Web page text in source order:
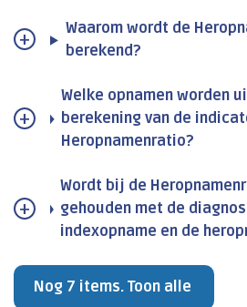
Waarom wordt de
berekend?
Welke opnamen worden
berekening van de
Heropnamenratio?
Wordt bij de
gehouden met de
indexopname en de
Nog 7 items. Toon alle